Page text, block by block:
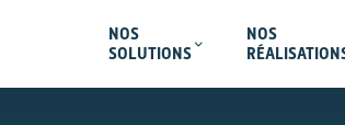
NOS
SOLUTIONS
NOS